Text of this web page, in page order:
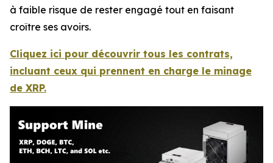
à faible risque de rester engagé tout en faisant
croître ses avoirs.
Cliquez ici pour découvrir tous les contrats,
incluant ceux qui prennent en charge le minage
de XRP.